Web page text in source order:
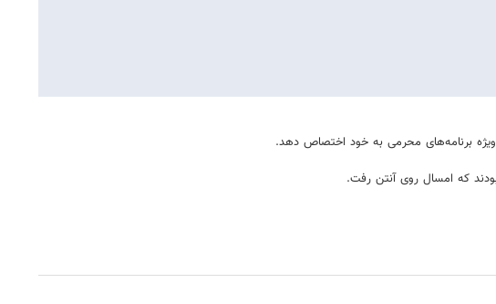
برنامه‌های محرمی به خود اختصاص دهد.
که امسال روی آنتن رفت.